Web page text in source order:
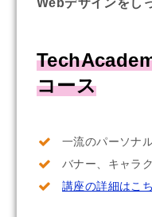
コース
一流のパーソナ
バナー、キャラ
講座の詳細はこ